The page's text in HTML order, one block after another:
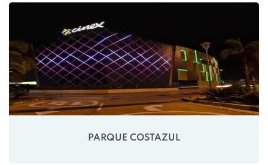
PARQUE COSTAZUL